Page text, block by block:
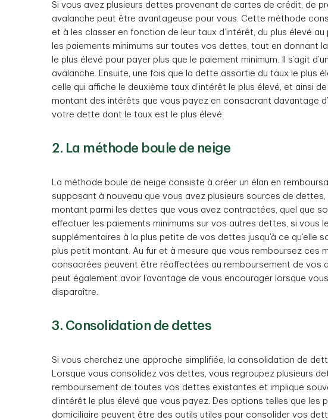
Si vous avez plusieurs dettes provenant de cartes de crédit, de
avalanche peut être avantageuse pour vous. Cette méthode
et à les classer en fonction de leur taux d’intérêt, du plus élevé
les paiements minimums sur toutes vos dettes, tout en donnant
le plus élevé pour payer plus que le paiement minimum. Il s’agit
avalanche. Ensuite, une fois que la dette assortie du taux le plus
celle qui affiche le deuxième taux d’intérêt le plus élevé, et ainsi
montant des intérêts que vous payez en consacrant davantage
votre dette dont le taux est le plus élevé.
2. La méthode boule de neige
La méthode boule de neige consiste à créer un élan en
supposant à nouveau que vous avez plusieurs sources de
montant parmi les dettes que vous avez contractées, quel que
effectuer les paiements minimums sur vos autres dettes, si vous
supplémentaires à la plus petite de vos dettes jusqu’à ce qu’elle
plus petit montant. Au fur et à mesure que vous remboursez ces
consacrées peuvent être réaffectées au remboursement de vos
peut également avoir l’avantage de vous encourager lorsque
disparaître.
3. Consolidation de dettes
Si vous cherchez une approche simplifiée, la consolidation de
Lorsque vous consolidez vos dettes, vous regroupez plusieurs
remboursement de toutes vos dettes existantes et implique
d’intérêt le plus élevé que vous payez. Des options telles que les
domiciliaire peuvent être des outils utiles pour consolider vos